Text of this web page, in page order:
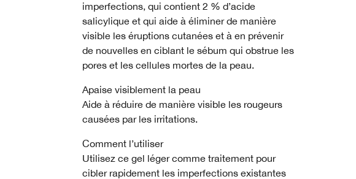
imperfections, qui contient 2 % d’acide
salicylique et qui aide à éliminer de manière
visible les éruptions cutanées et à en prévenir
de nouvelles en ciblant le sébum qui obstrue les
pores et les cellules mortes de la peau.
Apaise visiblement la peau
Aide à réduire de manière visible les rougeurs
causées par les irritations.
Comment l’utiliser
Utilisez ce gel léger comme traitement pour
cibler rapidement les imperfections existantes